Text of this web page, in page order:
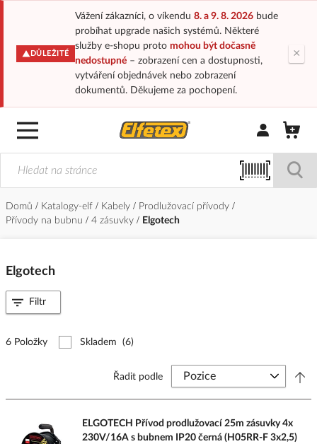
DŮLEŽITÉ
Vážení zákazníci, o víkendu 8. a 9. 8. 2026bude
probíhat upgrade našich systémů. Některé
služby e-shopu proto mohou být dočasně
nedostupné– zobrazení cen a dostupnosti,
vytváření objednávek nebo zobrazení
dokumentů. Děkujeme za pochopení.
×
Přihlásit/
Domů Katalogy-elf Kabely
Prodlužovací přívody
Přívody na bubnu
4 zásuvky Elgotech
Elgotech
6 Položky Skladem (6)
Řadit podle
ELGOTECH Přívod prodlužovací 25m zásuvky 4x
230V/16A s bubnem IP20 černá (H05RR-F 3x2,5)
Filtr